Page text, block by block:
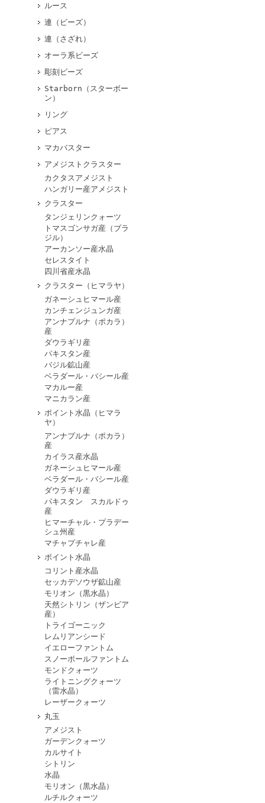
ルース
連（ビーズ）
連（さざれ）
オーラ系ビーズ
彫刻ビーズ
Starborn（スターボー
ン）
リング
ピアス
マカバスター
アメジストクラスター
カクタスアメジスト
ハンガリー産アメジスト
クラスター
タンジェリンクォーツ
トマスゴンサガ産（ブラ
ジル）
アーカンソー産水晶
セレスタイト
四川省産水晶
クラスター（ヒマラヤ）
ガネーシュヒマール産
カンチェンジュンガ産
アンナプルナ（ポカラ）
産
ダウラギリ産
パキスタン産
バジル鉱山産
ベラダール・バシール産
マカルー産
マニカラン産
ポイント水晶（ヒマラ
ヤ）
アンナプルナ（ポカラ）
産
カイラス産水晶
ガネーシュヒマール産
ベラダール・バシール産
ダウラギリ産
パキスタン スカルドゥ
産
ヒマーチャル・プラデー
シュ州産
マチャプチャレ産
ポイント水晶
コリント産水晶
セッカデソウザ鉱山産
モリオン（黒水晶）
天然シトリン（ザンビア
産）
トライゴーニック
レムリアンシード
イエローファントム
スノーボールファントム
モンドクォーツ
ライトニングクォーツ
（雷水晶）
レーザークォーツ
丸玉
アメジスト
ガーデンクォーツ
カルサイト
シトリン
水晶
モリオン（黒水晶）
ルチルクォーツ